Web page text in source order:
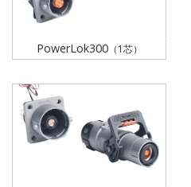
PowerLok300（1芯）